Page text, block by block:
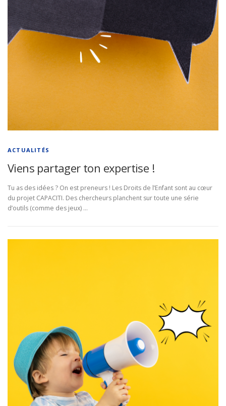
ACTUALITÉS
Viens partager ton expertise !
Tu as des idées ? On est preneurs ! Les Droits de l’Enfant sont au cœur
du projet CAPACITI. Des chercheurs planchent sur toute une série
d’outils (comme des jeux) …